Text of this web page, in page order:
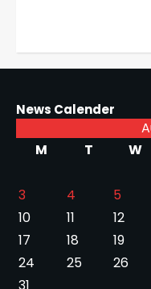
News Calender
M
T W
3
4 5
10
11 12
17
18 19
24
25 26
31